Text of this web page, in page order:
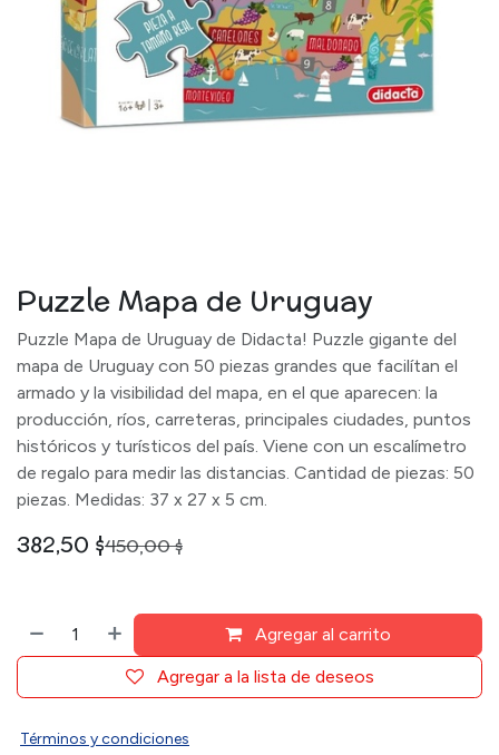
Puzzle Mapa de Uruguay
Puzzle Mapa de Uruguay de Didacta! Puzzle gigante del
mapa de Uruguay con 50 piezas grandes que facilítan el
armado y la visibilidad del mapa, en el que aparecen: la
producción, ríos, carreteras, principales ciudades, puntos
históricos y turísticos del país. Viene con un escalímetro
de regalo para medir las distancias. Cantidad de piezas: 50
piezas. Medidas: 37 x 27 x 5 cm.
382,50 $450,00$
Agregar al carrito
Agregar a la lista de deseos
Términos y condiciones